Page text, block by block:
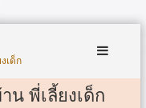
เด็ก
น พี่เลี้ยงเด็ก